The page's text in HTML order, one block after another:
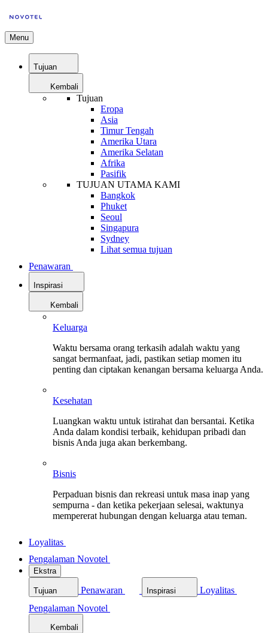
Menu
Tujuan
Kembali
Tujuan
Eropa
Asia
Timur Tengah
Amerika Utara
Amerika Selatan
Afrika
Pasifik
TUJUAN UTAMA KAMI
Bangkok
Phuket
Seoul
Singapura
Sydney
Lihat semua tujuan
Penawaran
Inspirasi
Kembali
Keluarga
Waktu bersama orang terkasih adalah waktu yang
sangat bermanfaat, jadi, pastikan setiap momen itu
penting dan ciptakan kenangan bersama keluarga Anda.
Kesehatan
Luangkan waktu untuk istirahat dan bersantai. Ketika
Anda dalam kondisi terbaik, kehidupan pribadi dan
bisnis Anda juga akan berkembang.
Bisnis
Perpaduan bisnis dan rekreasi untuk masa inap yang
sempurna - dan ketika pekerjaan selesai, waktunya
mempererat hubungan dengan keluarga atau teman.
Loyalitas
Pengalaman Novotel
Ekstra
Tujuan Penawaran Inspirasi
Loyalitas
Pengalaman Novotel
Kembali